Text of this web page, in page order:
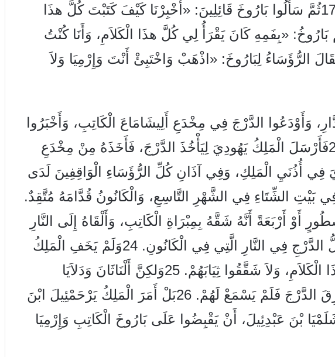
ثُمَّ سَأَلُوا بَارُوخَ قَائِلِينَ: «أَخْبِرْنَا كَيْفَ كَتَبْتَ كُلَّ هذَا
بَارُوخُ: «بِفَمِهِ كَانَ يَقْرَأُ لِي كُلَّ هذَا الْكَلاَمِ، وَأَنَا كُنْتُ
الرُّؤَسَاءُ لِبَارُوخَ: «اذْهَبْ وَاخْتَبِئْ أَنْتَ وَإِرْمِيَا وَلاَ
وَأَوْدَعُوا الدَّرْجَ فِي مِخْدَعِ أَلِيشَامَاعَ الْكَاتِبِ، وَأَخْبَرُوا
فَأَرْسَلَ الْمَلِكُ يَهُودِيَ لِيَأْخُذَ الدَّرْجَ، فَأَخَذَهُ مِنْ مِخْدَعِ
فِي أُذُنَيِ الْمَلِكِ، وَفِي آذَانِ كُلِّ الرُّؤَسَاءِ الْوَاقِفِينَ لَدَى
بَيْتِ الشِّتَاءِ فِي الشَّهْرِ التَّاسِعِ، وَالْكَانُونُ قُدَّامَهُ مُتَّقِدٌ.
أَوْ أَرْبَعَةً أَنَّهُ شَقَّهُ بِمِبْرَاةِ الْكَاتِبِ، وَأَلْقَاهُ إِلَى النَّارِ
فِي النَّارِ الَّتِي فِي الْكَانُونِ. 24وَلَمْ يَخَفِ الْمَلِكُ
وَلاَ شَقَّقُوا ثِيَابَهُمْ. 25وَلكِنَّ أَلْنَاثَانَ وَدَلاَيَا
الدَّرْجَ فَلَمْ يَسْمَعْ لَهُمْ. 26بَلْ أَمَرَ الْمَلِكُ يَرْحَمْئِيلَ ابْنَ
بْنَ عَبْدِئِيلَ، أَنْ يَقْبِضُوا عَلَى بَارُوخَ الْكَاتِبِ وَإِرْمِيَا